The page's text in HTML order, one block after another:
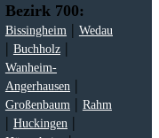
Bezirk 700:
Bissingheim | Wedau
| Buchholz|
Wanheim-
Angerhausen |
Großenbaum | Rahm
| Huckingen |